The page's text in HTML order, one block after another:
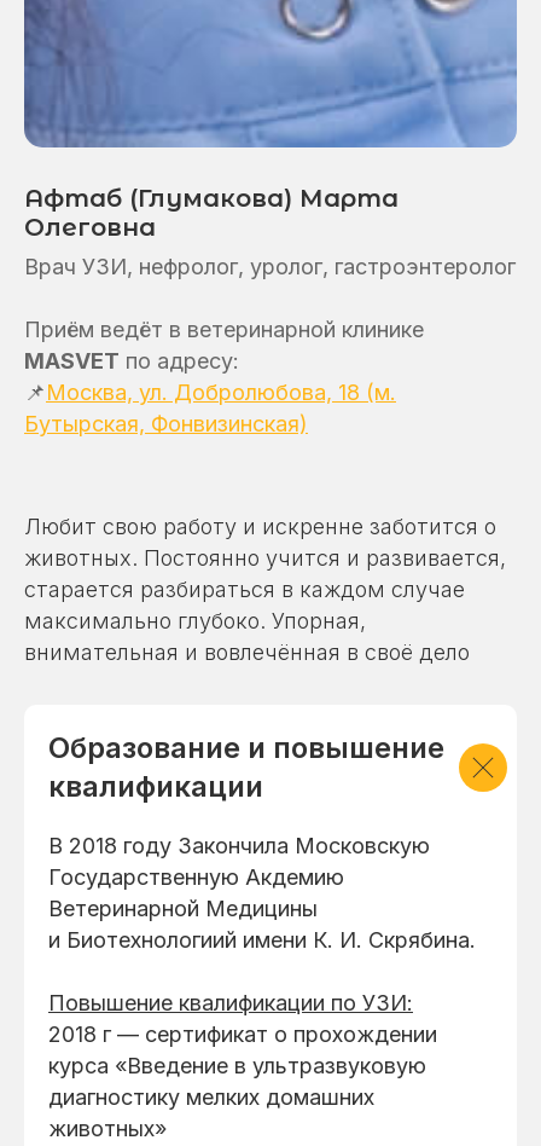
Афтаб (Глумакова) Марта
Олеговна
Врач УЗИ, нефролог, уролог, гастроэнтеролог
Приём ведёт в ветеринарной клинике
MASVET по адресу:
📌Москва, ул. Добролюбова, 18 (м.
Бутырская, Фонвизинская)
Любит свою работу и искренне заботится о
животных. Постоянно учится и развивается,
старается разбираться в каждом случае
максимально глубоко. Упорная,
внимательная и вовлечённая в своё дело
Образование и повышение
квалификации
В 2018 году Закончила Московскую
Государственную Акдемию
Ветеринарной Медицины
и Биотехнологиий имени К. И. Скрябина.
Повышение квалификации по УЗИ:
2018 г — сертификат о прохождении
курса «Введение в ультразвуковую
диагностику мелких домашних
животных»